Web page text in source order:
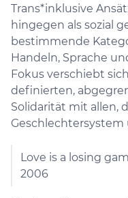
Trans*inklusive
hingegen als sozial
bestimmende
Handeln, Sprache
Fokus verschiebt
definierten,
Solidarität mit allen,
Love is a losing
2006